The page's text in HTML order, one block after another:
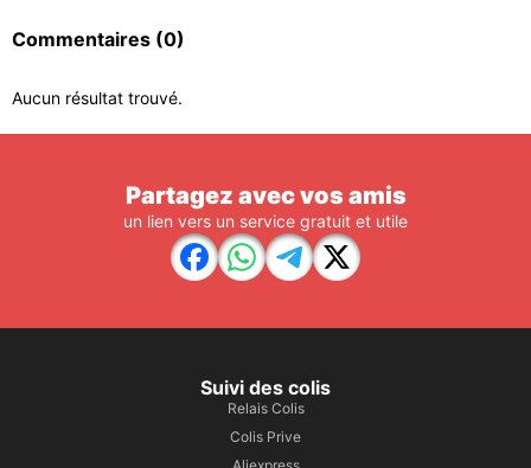
Commentaires (0)
Aucun résultat trouvé.
Partagez avec vos amis
un lien vers un service gratuit et utile
Suivi des colis
Relais Colis
Colis Prive